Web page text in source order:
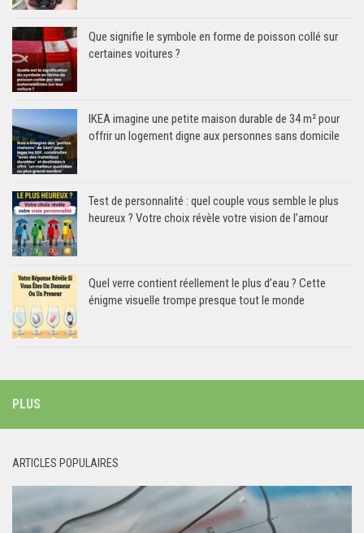
Que signifie le symbole en forme de poisson collé sur
certaines voitures ?
IKEA imagine une petite maison durable de 34 m² pour
offrir un logement digne aux personnes sans domicile
Test de personnalité : quel couple vous semble le plus
heureux ? Votre choix révèle votre vision de l’amour
Quel verre contient réellement le plus d’eau ? Cette
énigme visuelle trompe presque tout le monde
PLUS
ARTICLES POPULAIRES